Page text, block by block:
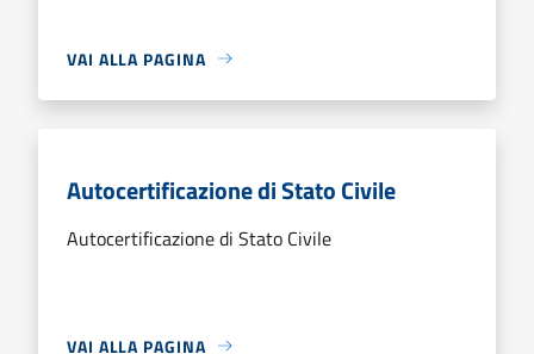
VAI ALLA PAGINA
Autocertificazione di Stato Civile
Autocertificazione di Stato Civile
VAI ALLA PAGINA